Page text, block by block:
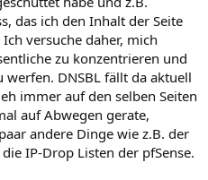
das ich den Inhalt der Seite
versuche daher, mich
zu konzentrieren und
DNSBL fällt da aktuell
immer auf den selben Seiten
auf Abwegen gerate,
andere Dinge wie z.B. der
IP-Drop Listen der pfSense.